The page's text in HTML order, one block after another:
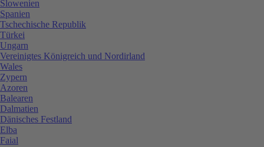
Slowenien
Spanien
Tschechische Republik
Türkei
Ungarn
Vereinigtes Königreich und Nordirland
Wales
Zypern
Azoren
Balearen
Dalmatien
Dänisches Festland
Elba
Faial